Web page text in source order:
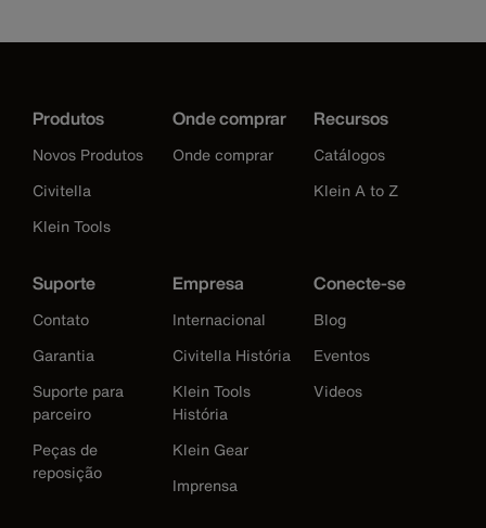
Produtos
Novos Produtos
Civitella
Klein Tools
Onde comprar
Onde comprar
Recursos
Catálogos
Klein A to Z
Suporte
Contato
Garantia
Suporte para
parceiro
Peças de
reposição
Empresa
Internacional
Civitella História
Klein Tools
História
Klein Gear
Imprensa
Conecte-se
Blog
Eventos
Videos